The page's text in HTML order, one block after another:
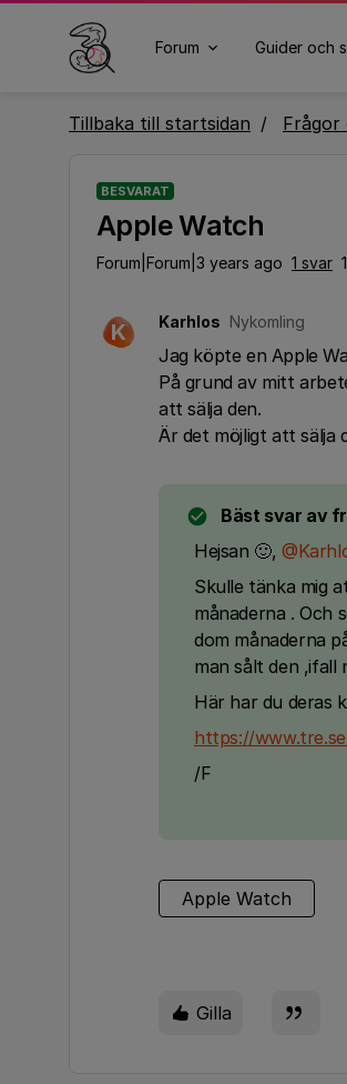
Forum Guider och
Tillbaka till startsidan Frågor
BESVARAT
Apple Watch
Forum|Forum|3 years ago 1 svar
K Karhlos Nykomling
Jag köpte en Apple
På grund av mitt
att sälja den.
Är det möjligt att sälja
Bäst svar av
Hejsan 🙂,
Skulle tänka mig
månaderna . Och
dom månaderna
man sålt den ,ifall
Här har du deras
https://
/F
Apple Watch
Gilla